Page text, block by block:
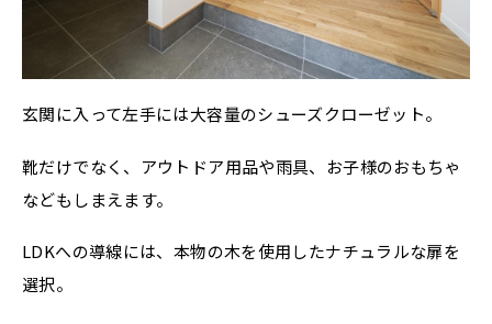
玄関に入って左手には大容量のシューズクローゼット。
靴だけでなく、アウトドア用品や雨具、お子様のおもちゃ
などもしまえます。
LDKへの導線には、本物の木を使用したナチュラルな扉を
選択。